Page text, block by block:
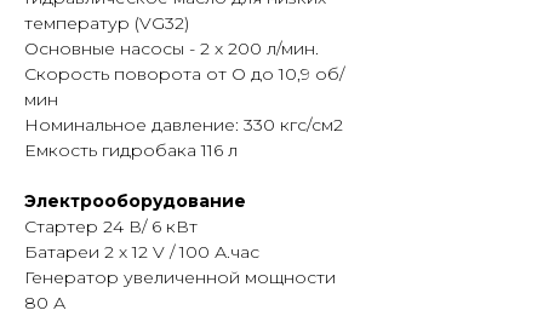
температур (VG32)
Основные насосы - 2 х 200 л/мин.
Скорость поворота от О до 10,9 об/
мин
Номинальное давление: 330 кгс/см2
Емкость гидробака 116 л
Электрооборудование
Стартер 24 В/ 6 кВт
Батареи 2 х 12 V / 100 А.час
Генератор увеличенной мощности
80 А